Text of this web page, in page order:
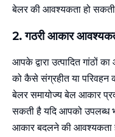
बेलर की आवश्यकता हो
2.गठरी आकार
आपके द्वारा उत्पादित गांठों
को कैसे संग्रहीत या परिवहन
बेलर समायोज्य बेल आकार
सकती है यदि आपको उपलब्ध
आकार बदलने की आवश्यकता